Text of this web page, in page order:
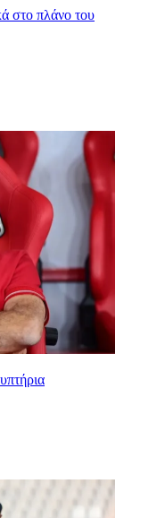
στο πλάνο του